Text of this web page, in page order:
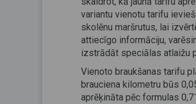
variantu vienotu tarifu
skolēnu maršrutus, lai
attiecīgo informāciju,
izstrādāt speciālas atlaižu
Vienoto braukšanas tarifu
brauciena kilometru būs
aprēķināta pēc formulas